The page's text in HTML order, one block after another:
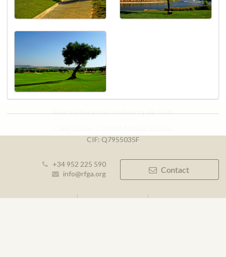
Real Federación Andaluza de Golf
CIF: Q7955035F
+34 952 225 590
info@rfga.org
Contact